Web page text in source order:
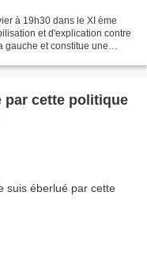
à 19h30 dans le XI ème
et d'explication contre
gauche et constitue une
par cette politique